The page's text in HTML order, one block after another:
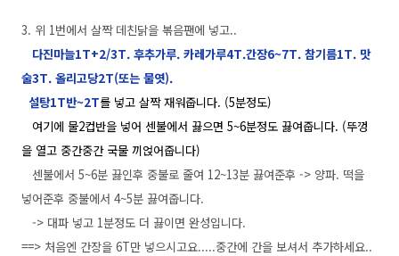
3. 위 1번에서 살짝 데친닭을 볶음팬에 넣고..
다진마늘1T+2/3T. 후추가루. 카레가루4T.간장6~7T. 참기름1T. 맛
술3T. 올리고당2T(또는 물엿).
설탕1T반~2T를 넣고 살짝 재워줍니다. (5분정도)
여기에 물2컵반을 넣어 센불에서 끓으면 5~6분정도 끓여줍니다. (뚜껑
을 열고 중간중간 국물 끼얹어줍니다)
센불에서 5~6분 끓인후 중불로 줄여 12~13분 끓여준후 -> 양파. 떡을
넣어준후 중불에서 4~5분 끓여줍니다.
-> 대파 넣고 1분정도 더 끓이면 완성입니다.
==> 처음엔 간장을 6T만 넣으시고요.....중간에 간을 보셔서 추가하세요..